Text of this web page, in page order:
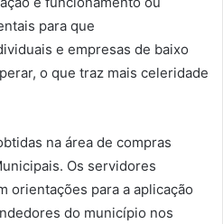
para que
e empresas de baixo
o que traz mais celeridade
na área de compras
Os servidores
orientações para a aplicação
do município nos